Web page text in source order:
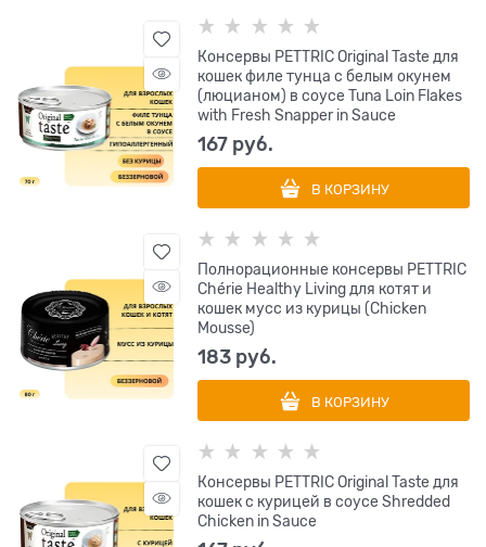
Консервы PETTRIC Original Taste для
кошек филе тунца с белым окунем
(люцианом) в соусе Tuna Loin Flakes
with Fresh Snapper in Sauce
167 руб.
В КОРЗИНУ
Полнорационные консервы PETTRIC
Chérie Healthy Living для котят и
кошек мусс из курицы (Chicken
Mousse)
183 руб.
В КОРЗИНУ
Консервы PETTRIC Original Taste для
кошек с курицей в соусе Shredded
Chicken in Sauce